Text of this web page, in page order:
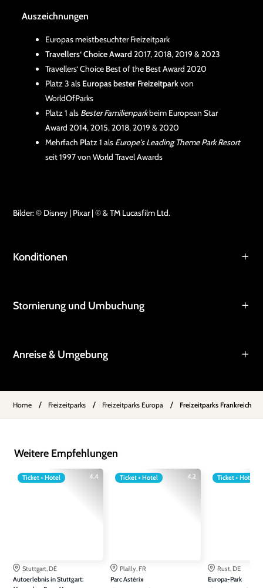
Auszeichnungen
Europas meistbesuchter Freizeitpark
Travellers‘ Choice Award2017, 2018, 2019 & 2023
Travellers‘ Choice Best of the Best Award 2020
Platz 3 als Europas bester Freizeitparkvon
WorldOfParks
Platz 1 als Bester Familienparkbeim European Star
Award 2014, 2015, 2018, 2019 & 2020
Mehrfach Platz 1 als Europe's Leading Theme Park Resort
seit 1997 von World Travel Awards
Bilder: © Disney | Pixar | © & TM Lucasfilm Ltd.
Konditionen
Stornierung und Umbuchung
Anreise & Umgebung
Home / Freizeitparks / Freizeitparks Europa / Freizeitparks Frankreich
Weitere Empfehlungen
4.4
Ticket + Hotel
Stuttgart, DE
Autoerlebnis in Stuttgart:
4.2
Ticket + Hotel
Plailly, FR
Parc Astérix
Ticket + Hotel
Rust, DE
Europa-Park